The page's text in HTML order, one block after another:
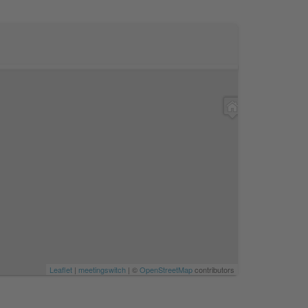
Leaflet | meetingswitch | ©OpenStreetMapcontributors